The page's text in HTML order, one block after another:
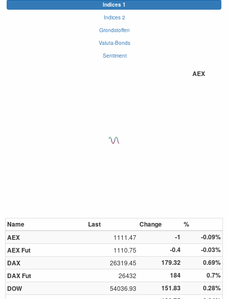
Indices 1
Indices 2
Grondstoffen
Valuta-Bonds
Sentiment
AEX
Name Last Change
%
AEX
1111.47 -1
-0.09%
AEX Fut
1110.75 -0.4
-0.03%
DAX
26319.45 179.32
0.69%
DAX Fut
26432 184
0.7%
DOW
54036.93 151.83
0.28%